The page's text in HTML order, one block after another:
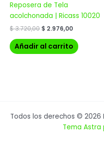
Reposera de Tela
acolchonada | Ricass 10020
$3.720,00 $ 2.976,00
Añadir al carrito
Todos los derechos © 2026
Tema Astra